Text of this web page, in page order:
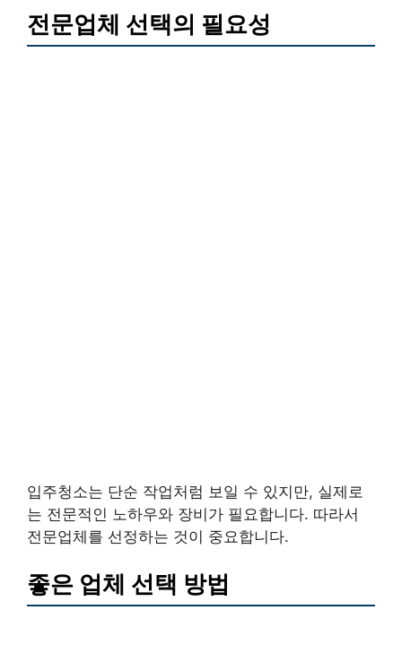
전문업체 선택의 필요성
입주청소는 단순 작업처럼 보일 수 있지만, 실제로
는 전문적인 노하우와 장비가 필요합니다. 따라서
전문업체를 선정하는 것이 중요합니다.
좋은 업체 선택 방법